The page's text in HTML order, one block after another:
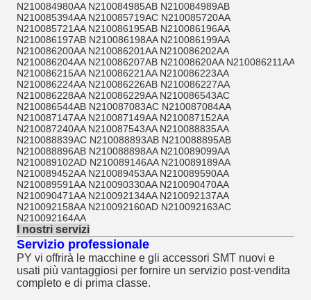
N210084980AA N210084985AB N210084989AB
N210085394AA N210085719AC N210085720AA
N210085721AA N210086195AB N210086196AA
N210086197AB N210086198AA N210086199AA
N210086200AA N210086201AA N210086202AA
N210086204AA N210086207AB N21008620AA N210086211AA
N210086215AA N210086221AA N210086223AA
N210086224AA N210086226AB N210086227AA
N210086228AA N210086229AA N210086543AC
N210086544AB N210087083AC N210087084AA
N210087147AA N210087149AA N210087152AA
N210087240AA N210087543AA N210088835AA
N210088839AC N210088893AB N210088895AB
N210088896AB N210088898AA N210089099AA
N210089102AD N210089146AA N210089189AA
N210089452AA N210089453AA N210089590AA
N210089591AA N210090330AA N210090470AA
N210090471AA N210092134AA N210092137AA
N210092158AA N210092160AD N210092163AC
N210092164AA
I nostri servizi
Servizio professionale
PY vi offrirà le macchine e gli accessori SMT nuovi e
usati più vantaggiosi per fornire un servizio post-vendita
completo e di prima classe.